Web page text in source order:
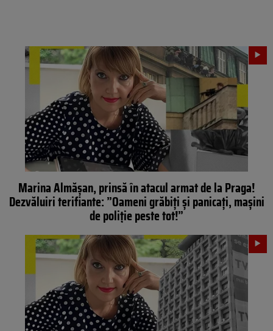
Marina Almășan, prinsă în atacul armat de la Praga!
Dezvăluiri terifiante: ”Oameni grăbiți și panicați, mașini
de poliție peste tot!”